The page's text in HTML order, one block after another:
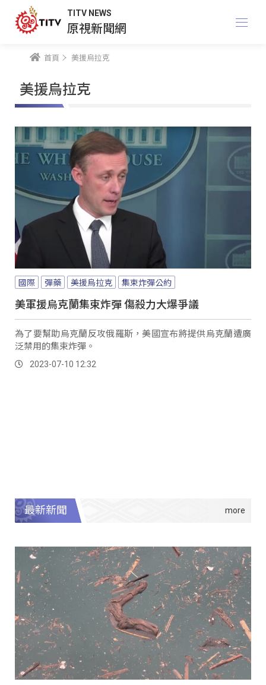
TITV NEWS
原視新聞網
首頁 美援烏拉克
美援烏拉克
國際 彈藥 美援烏拉克 集束炸彈公約
美軍援烏克蘭集束炸彈 傷殺力大爆爭議
為了要幫助烏克蘭反攻俄羅斯，美國宣布將提供烏克蘭遭廣
泛禁用的集束炸彈。
2023-07-10 12:32
最新新聞